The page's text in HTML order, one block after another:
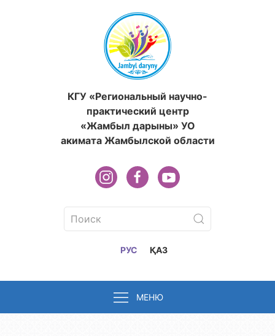
КГУ «Региональный научно-
практический центр
«Жамбыл дарыны» УО
акимата Жамбылской области
РУС ҚАЗ
МЕНЮ